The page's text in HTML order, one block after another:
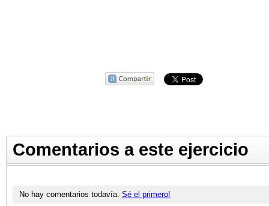
Comentarios a este ejercicio
No hay comentarios todavía. Sé el primero!